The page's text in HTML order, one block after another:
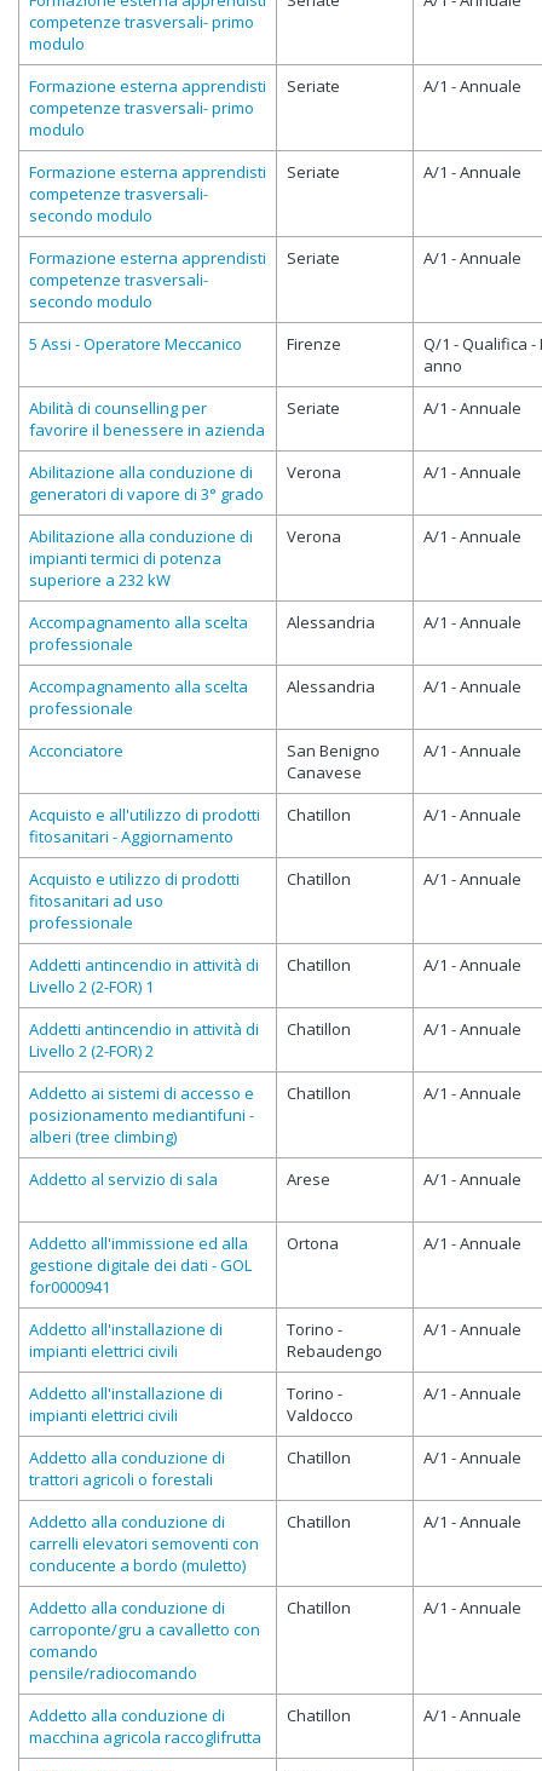
competenze trasversali- primo
modulo
Formazione esterna apprendisti
competenze trasversali- primo
modulo
Seriate A/1 - Annuale
Formazione esterna apprendisti
competenze trasversali-
secondo modulo
Seriate A/1 - Annuale
Formazione esterna apprendisti
competenze trasversali-
secondo modulo
Seriate A/1 - Annuale
5 Assi - Operatore Meccanico Firenze
Q/1 - Qualifica - I
anno
Abilità di counselling per
favorire il benessere in azienda
Seriate A/1 - Annuale
Abilitazione alla conduzione di
generatori di vapore di 3° grado
Verona A/1 - Annuale
Abilitazione alla conduzione di
impianti termici di potenza
superiore a 232 kW
Verona A/1 - Annuale
Accompagnamento alla scelta
professionale
Alessandria A/1 - Annuale
Accompagnamento alla scelta
professionale
Alessandria A/1 - Annuale
Acconciatore
San Benigno
Canavese
A/1 - Annuale
Acquisto e all'utilizzo di prodotti
fitosanitari - Aggiornamento
Chatillon A/1 - Annuale
Acquisto e utilizzo di prodotti
fitosanitari ad uso
professionale
Chatillon A/1 - Annuale
Addetti antincendio in attività di
Livello 2 (2-FOR) 1
Chatillon A/1 - Annuale
Addetti antincendio in attività di
Livello 2 (2-FOR) 2
Chatillon A/1 - Annuale
Addetto ai sistemi di accesso e
posizionamento mediantifuni -
alberi (tree climbing)
Chatillon A/1 - Annuale
Addetto al servizio di sala Arese A/1 - Annuale
Addetto all'immissione ed alla
gestione digitale dei dati - GOL
for0000941
Ortona A/1 - Annuale
Addetto all'installazione di
impianti elettrici civili
Torino -
Rebaudengo
A/1 - Annuale
Addetto all'installazione di
impianti elettrici civili
Torino -
Valdocco
A/1 - Annuale
Addetto alla conduzione di
trattori agricoli o forestali
Chatillon A/1 - Annuale
Addetto alla conduzione di
carrelli elevatori semoventi con
conducente a bordo (muletto)
Chatillon A/1 - Annuale
Addetto alla conduzione di
carroponte/gru a cavalletto con
comando
pensile/radiocomando
Chatillon A/1 - Annuale
Addetto alla conduzione di
macchina agricola raccoglifrutta
Chatillon A/1 - Annuale